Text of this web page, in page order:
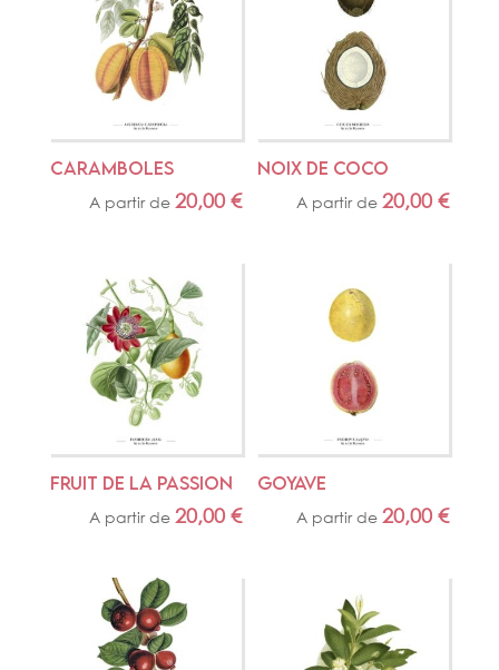
CARAMBOLES
A partir de 20,00 €
NOIX DE COCO
A partir de20,00€
FRUIT DE LA PASSION
A partir de 20,00 €
GOYAVE
A partir de20,00€